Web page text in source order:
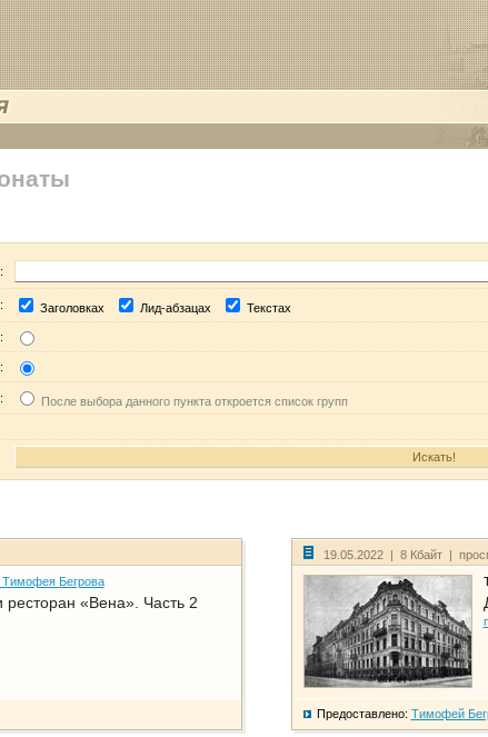
Заголовках Лид-абзацах Текстах
После выбора данного пункта откроется список групп
Тимофея Бегрова
«Вена». Часть 2
19.05.2022 | 8 Кбайт |
Предоставлено: Тимофей